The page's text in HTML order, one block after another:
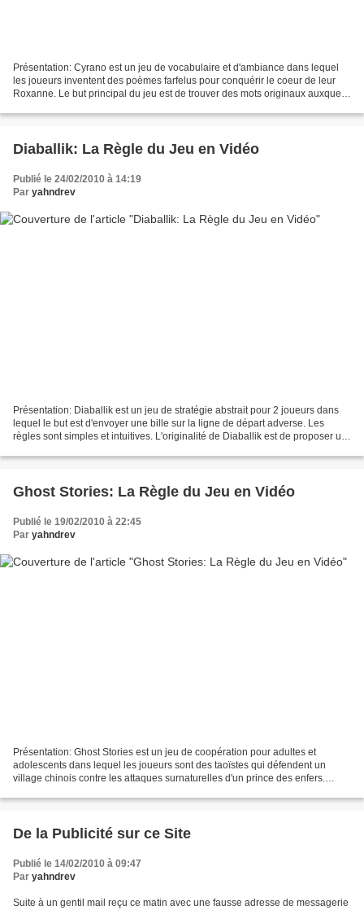
Présentation: Cyrano est un jeu de vocabulaire et d'ambiance dans lequel
les joueurs inventent des poèmes farfelus pour conquérir le coeur de leur
Roxanne. Le but principal du jeu est de trouver des mots originaux auxquels
Diaballik: La Règle du Jeu en Vidéo
Publié le 24/02/2010 à 14:19
Par yahndrev
Présentation: Diaballik est un jeu de stratégie abstrait pour 2 joueurs dans
lequel le but est d'envoyer une bille sur la ligne de départ adverse. Les
règles sont simples et intuitives. L'originalité de Diaballik est de proposer un
Ghost Stories: La Règle du Jeu en Vidéo
Publié le 19/02/2010 à 22:45
Par yahndrev
Présentation: Ghost Stories est un jeu de coopération pour adultes et
adolescents dans lequel les joueurs sont des taoïstes qui défendent un
village chinois contre les attaques surnaturelles d'un prince des enfers.
De la Publicité sur ce Site
Publié le 14/02/2010 à 09:47
Par yahndrev
Suite à un gentil mail reçu ce matin avec une fausse adresse de messagerie